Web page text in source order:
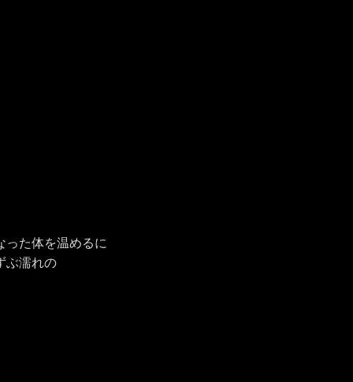
った体を温めるに
ぶ濡れの